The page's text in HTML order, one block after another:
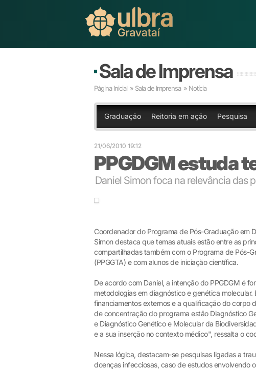
Sala de Imprensa
Página Inicial » Sala de Imprensa » Notícia
Graduação Reitoria em ação Pesquisa
21/06/2010 19:12
PPGDGM estuda
Daniel Simon foca na relevância das
Coordenador do Programa de Pós-Graduação em
Simon destaca que temas atuais estão entre as
compartilhadas também com o Programa de Pós-
(PPGGTA) e com alunos de iniciação científica.
De acordo com Daniel, a intenção do PPGDGM é
metodologias em diagnóstico e genética
financiamentos externos e a qualificação do corpo
de concentração do programa estão Diagnóstico
e Diagnóstico Genético e Molecular da
e a sua inserção no contexto médico", ressalta o
Nessa lógica, destacam-se pesquisas ligadas a
doenças infecciosas, caso de estudos envolvendo